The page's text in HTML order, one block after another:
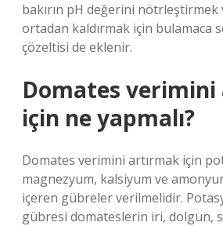
bakırın pH değerini
ortadan kaldırmak için bulamaca
çözeltisi de eklenir.
Domates
için ne yapmalı?
Domates verimini artırmak için
magnezyum, kalsiyum ve
içeren gübreler verilmelidir.
gübresi domateslerin iri, dolgun,